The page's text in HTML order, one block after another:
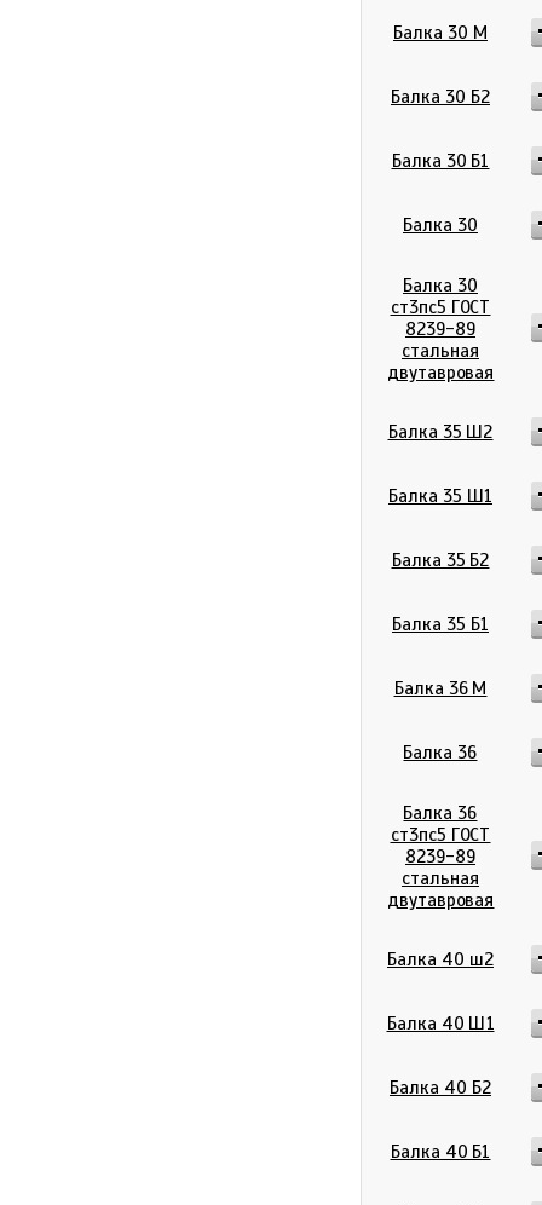
Балка 30 М
Балка 30 Б2
Балка 30 Б1
Балка 30
Балка 30
ст3пс5 ГОСТ
8239-89
стальная
двутавровая
Балка 35 Ш2
Балка 35 Ш1
Балка 35 Б2
Балка 35 Б1
Балка 36 М
Балка 36
Балка 36
ст3пс5 ГОСТ
8239-89
стальная
двутавровая
Балка 40 ш2
Балка 40 Ш1
Балка 40 Б2
Балка 40 Б1